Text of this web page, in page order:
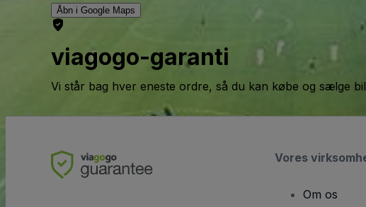
Åbn i Google Maps
viagogo-garanti
Vi står bag hver eneste ordre, så du kan købe og sælge
Vores
Om os